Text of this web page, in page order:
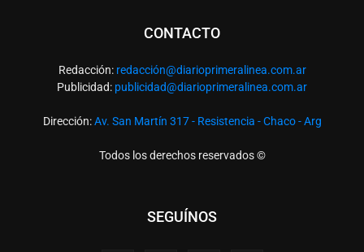
CONTACTO
Redacción: redacción@diarioprimeralinea.com.ar
Publicidad: publicidad@diarioprimeralinea.com.ar
Dirección:Av. San Martín 317 - Resistencia - Chaco - Arg
Todos los derechos reservados ©
SEGUÍNOS